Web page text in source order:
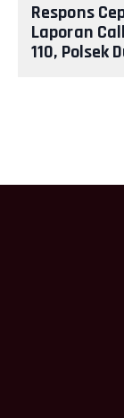
Respons
Laporan
110, Polsek